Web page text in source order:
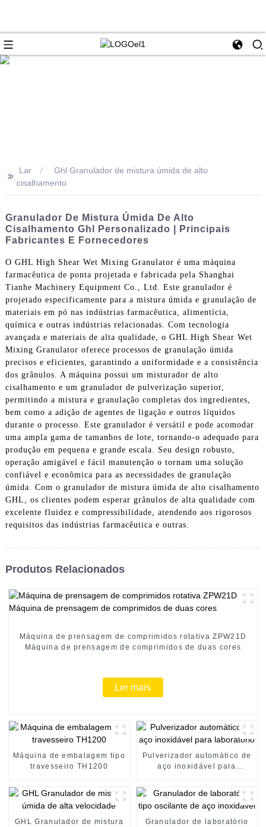
>>
Lar
Ghl Granulador de mistura úmida de alto
cisalhamento
Granulador De Mistura Úmida De Alto
Cisalhamento Ghl Personalizado | Principais
Fabricantes E Fornecedores
O GHL High Shear Wet Mixing Granulator é uma máquina
farmacêutica de ponta projetada e fabricada pela Shanghai
Tianhe Machinery Equipment Co., Ltd. Este granulador é
projetado especificamente para a mistura úmida e granulação de
materiais em pó nas indústrias farmacêutica, alimentícia,
química e outras indústrias relacionadas. Com tecnologia
avançada e materiais de alta qualidade, o GHL High Shear Wet
Mixing Granulator oferece processos de granulação úmida
precisos e eficientes, garantindo a uniformidade e a consistência
dos grânulos. A máquina possui um misturador de alto
cisalhamento e um granulador de pulverização superior,
permitindo a mistura e granulação completas dos ingredientes,
bem como a adição de agentes de ligação e outros líquidos
durante o processo. Este granulador é versátil e pode acomodar
uma ampla gama de tamanhos de lote, tornando-o adequado para
produção em pequena e grande escala. Seu design robusto,
operação amigável e fácil manutenção o tornam uma solução
confiável e econômica para as necessidades de granulação
úmida. Com o granulador de mistura úmida de alto cisalhamento
GHL, os clientes podem esperar grânulos de alta qualidade com
excelente fluidez e compressibilidade, atendendo aos rigorosos
requisitos das indústrias farmacêutica e outras.
Produtos Relacionados
Máquina de prensagem de comprimidos rotativa ZPW21D
Máquina de prensagem de comprimidos de duas cores
Ler mais
Máquina de embalagem tipo
travesseiro TH1200
Pulverizador automático de
aço inoxidável para
GHL Granulador de mistura
Granulador de laboratório